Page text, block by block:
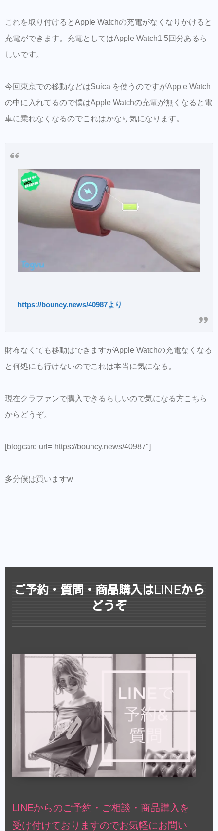
これを取り付けるとApple Watchの充電がなくなりかけると
充電ができます。充電としてはApple Watch1.5回分あるら
しいです。
今回東京での移動などはSuica を使うのですがApple Watch
の中に入れてるので僕はApple Watchの充電が無くなると電
車に乗れなくなるのでこれはかなり気になります。
https://bouncy.news/40987より
財布なくても移動はできますがApple Watchの充電なくなる
と何処にも行けないのでこれは本当に気になる。
現在クラファンで購入できるらしいので気になる方こちら
からどうぞ。
[blogcard url=”https://bouncy.news/40987″]
多分僕は買いますw
ご予約・質問・商品購入はLINEから
どうぞ
LINEからのご予約・ご相談・商品購入を
受け付けておりますのでお気軽にお問い